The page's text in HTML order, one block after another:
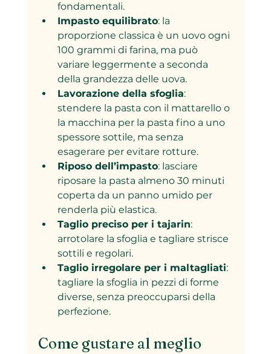
fondamentali.
Impasto equilibrato: la
proporzione classica è un uovo ogni
100 grammi di farina, ma può
variare leggermente a seconda
della grandezza delle uova.
Lavorazione della sfoglia:
stendere la pasta con il mattarello o
la macchina per la pasta fino a uno
spessore sottile, ma senza
esagerare per evitare rotture.
Riposo dell’impasto: lasciare
riposare la pasta almeno 30 minuti
coperta da un panno umido per
renderla più elastica.
Taglio preciso per i tajarin:
arrotolare la sfoglia e tagliare strisce
sottili e regolari.
Taglio irregolare per i maltagliati:
tagliare la sfoglia in pezzi di forme
diverse, senza preoccuparsi della
perfezione.
Come gustare al meglio